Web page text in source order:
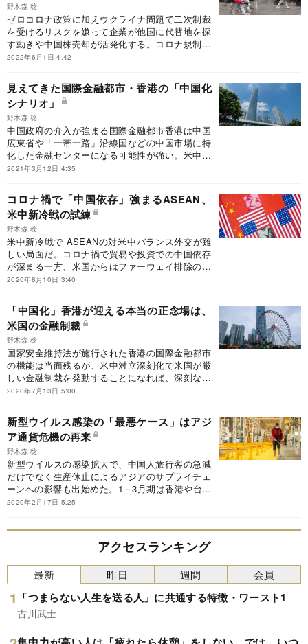
野木森 稔
ゼロコロナ政策に加えウクライナ問題で二次制裁
を受けるリスクを嫌って企業が他国に代替地を探
す動きや中国株売却が活発化する。コロナ規制次
第では「中国離れ」加速の引き金なる恐れがあ
2022年6月1日 4:42
見えてきた国際金融都市・香港の「中国化
シナリオ」
野木森 稔
中国政府の介入が強まる国際金融都市香港は中国
広東省や「一帯一路」沿線国などの中国市場に特
化した金融センターになる可能性が強い。米中対
立が激化するほど中国化が加速しそうだ。
2021年3月12日 4:35
コロナ禍で「中国依存」強まるASEAN、
米中新冷戦の試練
野木森 稔
米中新冷戦で ASEANの対米中バランス外交が難
しい局面だ。コロナ禍で貿易や投資での中国依存
が深まる一方、米国からはファーウェイ排除の圧
力が強まり、板挟みのジレンマが増す。
2020年8月10日 3:40
「中国化」香港が迎える本当の正念場は、
米国の金融制裁
野木森 稔
国家安全維持法が施行された香港の国際金融都市
の機能は当面残るが、米中対立深刻化で米国が厳
しい金融制裁を発動することになれば、深刻な打
撃を受け中国の資金調達にも支障をきたすことに
2020年7月13日 5:00
新型ウイルス感染の「最悪ケース」はアジ
ア通貨危機の再来
野木森 稔
新型ウイルスの感染拡大で、中国人旅行客の急減
だけでなく生産休止によるアジアのサプライチェ
ーンへの影響も出始めた。1－3月期は香港や台湾
などマイナス成長が見込まれ、最悪の場合、アジ
2020年2月17日 5:25
アクセスランキング
最新
「つまらない人生を送る人」に共通する特徴・ワースト1
古川武士
昨日 週間 会員